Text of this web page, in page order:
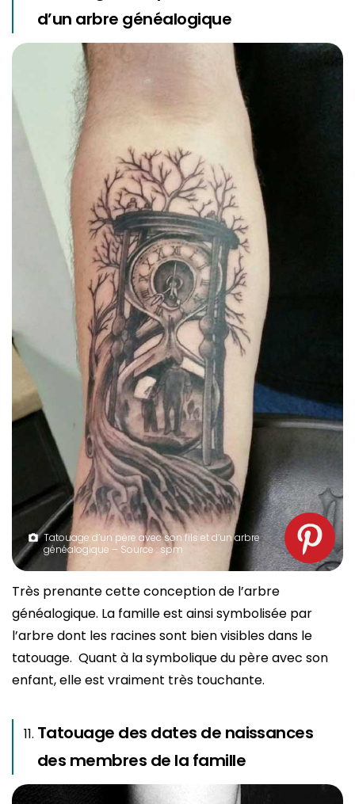
d’un arbre généalogique
Tatouage d’un père avec son fils et d’un arbre
généalogique – Source : spm
Très prenante cette conception de l’arbre
généalogique. La famille est ainsi symbolisée par
l’arbre dont les racines sont bien visibles dans le
tatouage. Quant à la symbolique du père avec son
enfant, elle est vraiment très touchante.
Tatouage des dates de naissances
des membres de la famille